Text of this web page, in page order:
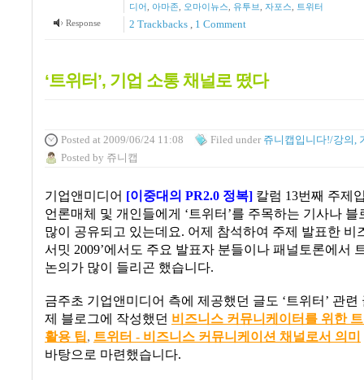
디어
아마존 오마이뉴스 유투브 자포스
트위터
Response
2 Trackbacks 1 Comment
‘트위터’, 기업 소통 채널로 떴다
Posted at 2009/06/24 11:08 Filed under 쥬니캡입니다!/강의,
Posted by 쥬니캡
기업앤미디어 [이중대의 PR2.0 정복] 칼럼 13번째 주제
언론매체 및 개인들에게 ‘트위터 ’를 주목하는 기사나 블
많이 공유되고 있는데요. 어제 참석하여 주제 발표한 비
서밋 2009’에서도 주요 발표자 분들이나 패널토론에서
논의가 많이 들리곤 했습니다.
금주초 기업앤미디어 측에 제공했던 글도 ‘트위터 ’ 관련
제 블로그에 작성했던 비즈니스 커뮤니케이터를 위한
활용 팁, 트위터 - 비즈니스 커뮤니케이션 채널로서 의미
바탕으로 마련했습니다.